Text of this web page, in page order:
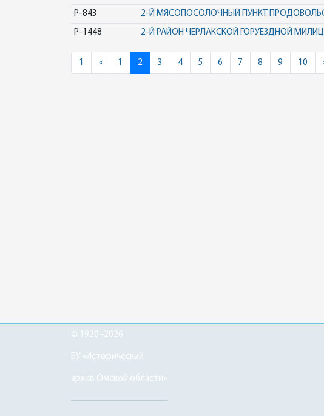
Р-843 2-Й МЯСОПОСОЛОЧНЫЙ ПУНКТ
Р-1448 2-Й РАЙОН ЧЕРЛАКСКОЙ ГОРУЕЗДНОЙ
1 «Previous
1 2 3 4 5 6 7 8 9 10
© 1920–2026
БУ «Исторический
архив Омской области»